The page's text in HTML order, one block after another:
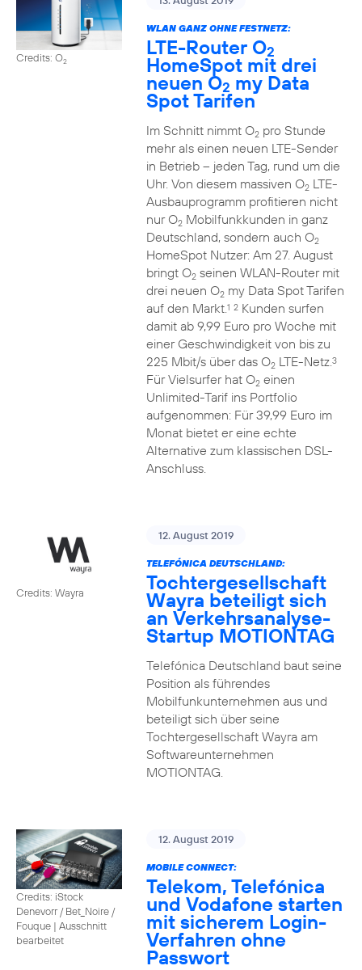
Credits: O2
WLAN GANZ OHNE FESTNETZ:
LTE-Router O2
HomeSpot mit drei
neuen O2 my Data
Spot Tarifen
Im Schnitt nimmt O2pro Stunde
mehr als einen neuen LTE-Sender
in Betrieb – jeden Tag, rund um die
Uhr. Von diesem massiven O2LTE-
Ausbauprogramm profitieren nicht
nur O2Mobilfunkkunden in ganz
Deutschland, sondern auch O2
HomeSpot Nutzer: Am 27. August
bringt O2seinen WLAN-Router mit
drei neuen O2my Data Spot Tarifen
auf den Markt.1 2Kunden surfen
damit ab 9,99 Euro pro Woche mit
einer Geschwindigkeit von bis zu
225 Mbit/s über das O2LTE-Netz.3
Für Vielsurfer hat O2einen
Unlimited-Tarif ins Portfolio
aufgenommen: Für 39,99 Euro im
Monat bietet er eine echte
Alternative zum klassischen DSL-
Anschluss.
Credits: Wayra
12. August 2019
TELEFÓNICA DEUTSCHLAND:
Tochtergesellschaft
Wayra beteiligt sich
an Verkehrsanalyse-
Startup MOTIONTAG
Telefónica Deutschland baut seine
Position als führendes
Mobilfunkunternehmen aus und
beteiligt sich über seine
Tochtergesellschaft Wayra am
Softwareunternehmen
MOTIONTAG.
Credits: iStock
Denevorr / Bet_Noire /
Fouque | Ausschnitt
bearbeitet
12. August 2019
MOBILE CONNECT:
Telekom, Telefónica
und Vodafone starten
mit sicherem Login-
Verfahren ohne
Passwort